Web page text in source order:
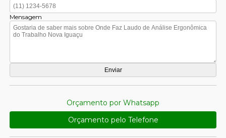
Mensagem
Orçamento por Whatsapp
Orçamento pelo Telefone